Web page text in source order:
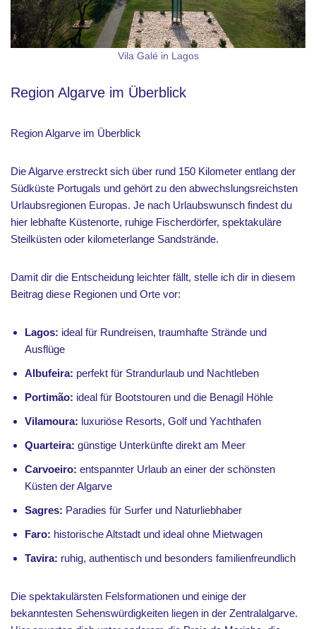
Vila Galé in Lagos
Region Algarve im Überblick
Region Algarve im Überblick
Die Algarve erstreckt sich über rund 150 Kilometer entlang der
Südküste Portugals und gehört zu den abwechslungsreichsten
Urlaubsregionen Europas. Je nach Urlaubswunsch findest du
hier lebhafte Küstenorte, ruhige Fischerdörfer, spektakuläre
Steilküsten oder kilometerlange Sandstrände.
Damit dir die Entscheidung leichter fällt, stelle ich dir in diesem
Beitrag diese Regionen und Orte vor:
Lagos: ideal für Rundreisen, traumhafte Strände und
Ausflüge
Albufeira: perfekt für Strandurlaub und Nachtleben
Portimão: ideal für Bootstouren und die Benagil Höhle
Vilamoura: luxuriöse Resorts, Golf und Yachthafen
Quarteira: günstige Unterkünfte direkt am Meer
Carvoeiro: entspannter Urlaub an einer der schönsten
Küsten der Algarve
Sagres: Paradies für Surfer und Naturliebhaber
Faro: historische Altstadt und ideal ohne Mietwagen
Tavira: ruhig, authentisch und besonders familienfreundlich
Die spektakulärsten Felsformationen und einige der
bekanntesten Sehenswürdigkeiten liegen in der Zentralalgarve.